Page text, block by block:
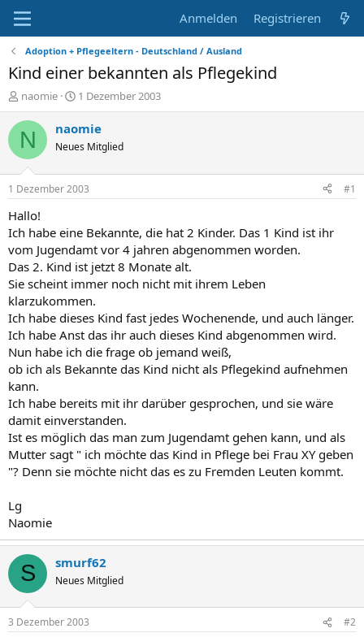
Anmelden Registrieren
Adoption + Pflegeeltern - Deutschland / Ausland
Kind einer bekannten als Pflegekind
E
r
s
t
l
e
r
naomie
E
r
s
e
l
t
1 Dezember 2003
N naomie
Neues Mitglied
1 Dezember 2003 #1
Hallo!
Ich habe eine Bekannte, die hat 2 Kinder. Das 1 Kind ist ihr
vom Jugendamt vor 4 jahren abgenommen worden.
Das 2. Kind ist jetzt 8 Monate alt.
Sie scheint immer noch nicht mit ihrem Leben
klarzukommen.
Ich habe dieses Kind fast jedes Wochenende, und auch länger.
Ich habe Anst das ihr auch dieses Kind abgenommen wird.
Nun habe ich die frage ob jemand weiß,
ob ich als Bekannte das Kind nicht als Pflegekind aufnehmen
kann.
Ich habe bereits mit ihr darüber gesprochen, und sie wäre
damit einverstanden.
Ist es möglich das man zum Jugendamt gehen kann, und als
Mutter sagt " ich möchte das Kind in Pflege bei Frau XY geben
"? Denn sie möchte nicht das es zu Fremden Leuten kommt.
Lg
Naomie
S smurf62
Neues Mitglied
3 Dezember 2003 #2